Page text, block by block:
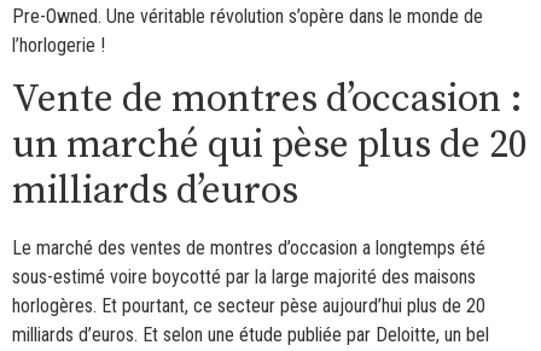
Pre-Owned. Une véritable révolution s’opère dans le monde de
l’horlogerie !
Vente de montres d’occasion :
un marché qui pèse plus de 20
milliards d’euros
Le marché des ventes de montres d’occasion a longtemps été
sous-estimé voire boycotté par la large majorité des maisons
horlogères. Et pourtant, ce secteur pèse aujourd’hui plus de 20
milliards d’euros. Et selon une étude publiée par Deloitte, un bel